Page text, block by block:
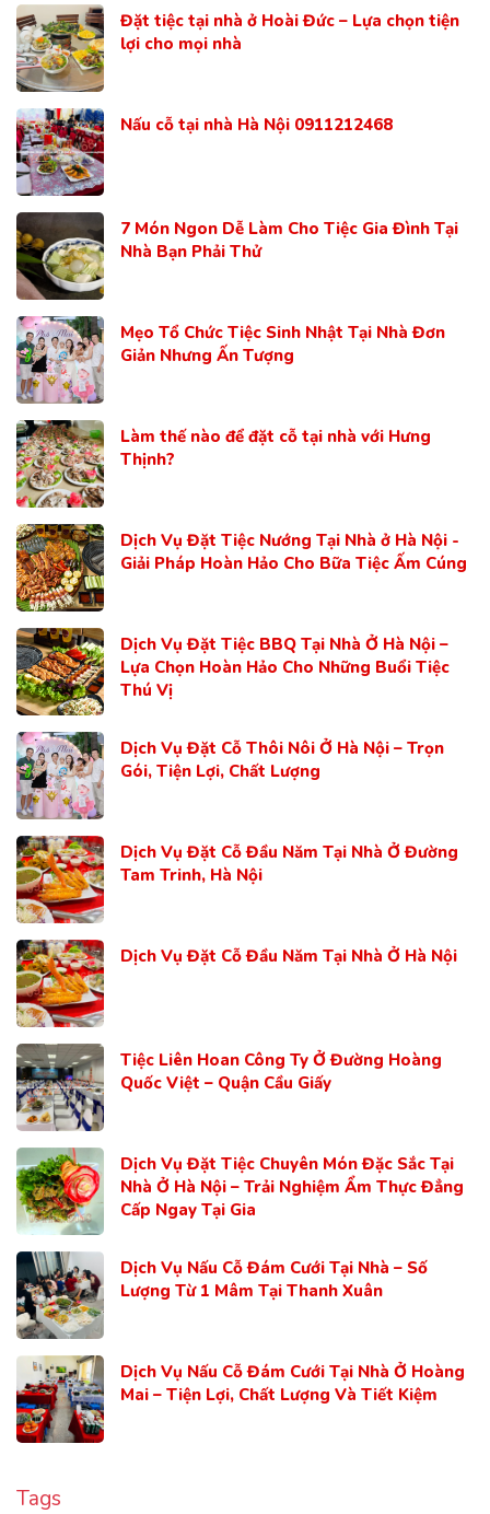
Đặt tiệc tại nhà ở Hoài Đức – Lựa chọn tiện
lợi cho mọi nhà
Nấu cỗ tại nhà Hà Nội 0911212468
7 Món Ngon Dễ Làm Cho Tiệc Gia Đình Tại
Nhà Bạn Phải Thử
Mẹo Tổ Chức Tiệc Sinh Nhật Tại Nhà Đơn
Giản Nhưng Ấn Tượng
Làm thế nào để đặt cỗ tại nhà với Hưng
Thịnh?
Dịch Vụ Đặt Tiệc Nướng Tại Nhà ở Hà Nội -
Giải Pháp Hoàn Hảo Cho Bữa Tiệc Ấm Cúng
Dịch Vụ Đặt Tiệc BBQ Tại Nhà Ở Hà Nội –
Lựa Chọn Hoàn Hảo Cho Những Buổi Tiệc
Thú Vị
Dịch Vụ Đặt Cỗ Thôi Nôi Ở Hà Nội – Trọn
Gói, Tiện Lợi, Chất Lượng
Dịch Vụ Đặt Cỗ Đầu Năm Tại Nhà Ở Đường
Tam Trinh, Hà Nội
Dịch Vụ Đặt Cỗ Đầu Năm Tại Nhà Ở Hà Nội
Tiệc Liên Hoan Công Ty Ở Đường Hoàng
Quốc Việt – Quận Cầu Giấy
Dịch Vụ Đặt Tiệc Chuyên Món Đặc Sắc Tại
Nhà Ở Hà Nội – Trải Nghiệm Ẩm Thực Đẳng
Cấp Ngay Tại Gia
Dịch Vụ Nấu Cỗ Đám Cưới Tại Nhà – Số
Lượng Từ 1 Mâm Tại Thanh Xuân
Dịch Vụ Nấu Cỗ Đám Cưới Tại Nhà Ở Hoàng
Mai – Tiện Lợi, Chất Lượng Và Tiết Kiệm
Tags